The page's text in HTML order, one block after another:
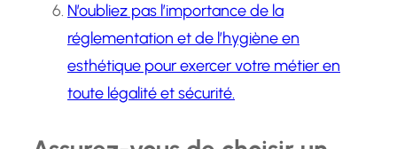
N’oubliez pas l’importance de la
réglementation et de l’hygiène en
esthétique pour exercer votre métier en
toute légalité et sécurité.